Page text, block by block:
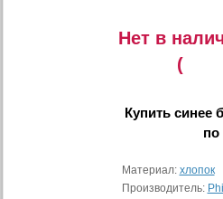
Нет в
(
Купить синее
по
Материал: хлопок
Производитель: